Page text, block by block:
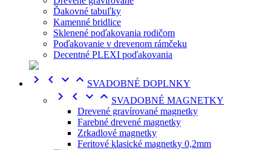
Ďakovné tabuľky
Kamenné bridlice
Sklenené poďakovania rodičom
Poďakovanie v drevenom rámčeku
Decentné PLEXI poďakovania
    SVADOBNÉ DOPLNKY
    SVADOBNÉ MAGNETKY
Drevené gravírované magnetky
Farebné drevené magnetky
Zrkadlové magnetky
Feritové klasické magnetky 0,2mm